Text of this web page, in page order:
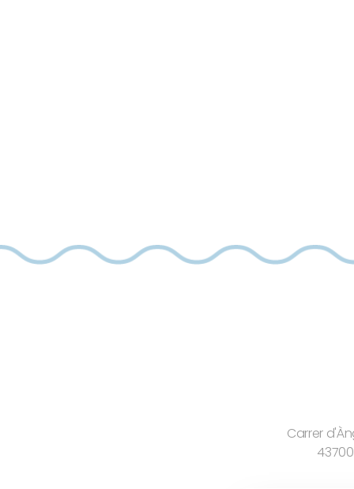
Carrer